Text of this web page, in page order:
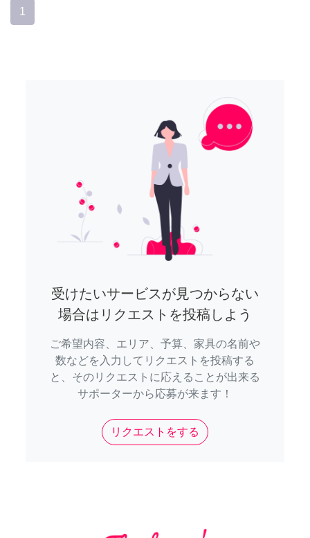
1
受けたいサービスが見つからない
場合はリクエストを投稿しよう
ご希望内容、エリア、予算、家具の名前や
数などを入力してリクエストを投稿する
と、そのリクエストに応えることが出来る
サポーターから応募が来ます！
リクエストをする